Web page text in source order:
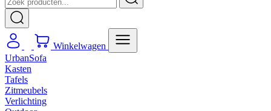
Winkelwagen
UrbanSofa
Kasten
Tafels
Zitmeubels
Verlichting